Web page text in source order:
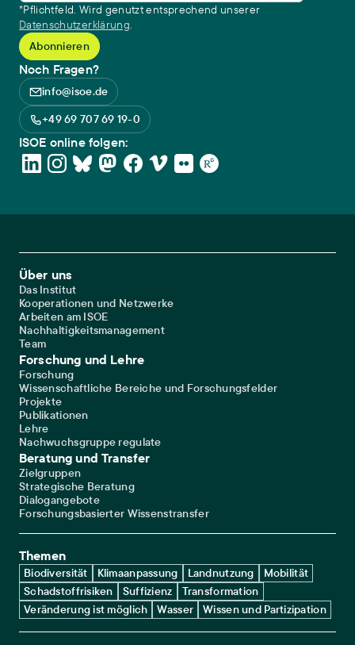
*Pflichtfeld. Wird genutzt entsprechend unserer
Datenschutzerklärung.
Noch Fragen?
info@isoe.de
+49 69 707 69 19-0
ISOE online folgen:
Footer Main Navigation
Über uns
Das Institut
Kooperationen und Netzwerke
Arbeiten am ISOE
Nachhaltigkeitsmanagement
Team
Forschung und Lehre
Forschung
Wissenschaftliche Bereiche und Forschungsfelder
Projekte
Publikationen
Lehre
Nachwuchsgruppe regulate
Beratung und Transfer
Zielgruppen
Strategische Beratung
Dialogangebote
Forschungsbasierter Wissenstransfer
Themen
Biodiversität Klimaanpassung Landnutzung
Mobilität
Schadstoffrisiken
Suffizienz
Transformation
Veränderung ist möglich
Wasser Wissen und Partizipation